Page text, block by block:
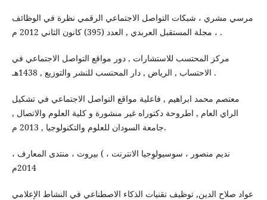
مرسي مشري ، شبكات التواصل الاجتماعي الرقمي نظرة في الوظائف
، مجلة المستقبل العربدي , العدد (395) كانون الثاني 2012 م .
مركز المحتسب للاستشارات , دور مواقع التواصل الاجتماعي في
الاحتساب , الرياض , دار المحتسب للنشر والتوزيع , 1438هـ .
معتصم محمد ابراهيم , فاعلية مواقع التواصل الاجتماعي في تشكيل
الراي العام , اطروحة دكتوراه غير منشورة و كلية العلوم والاتصال ,
جامعة السودان للعلوم والتكنولوجيا , 2013 م.
نديم منصور ، سوسيولوِجيا الانترنت ، ) بيروت ، منتدى المعارف ،
2014م
عواد صلاح الدين, توظيف تقنيات الذكاء الاصطناعي في النشاط الإعلامي